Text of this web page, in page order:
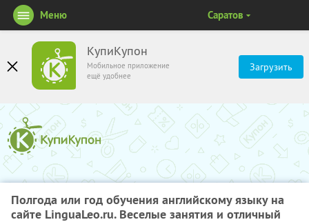
КупиКупон
Мобильное приложение
ещё удобнее
Загрузить
Меню Саратов
Полгода или год обучения английскому языку на
сайте LinguaLeo.ru. Веселые занятия и отличный